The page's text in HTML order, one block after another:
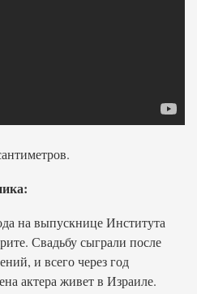
на выпускнице Института
Свадьбу сыграли после
и всего через год
актера живет в Израиле.